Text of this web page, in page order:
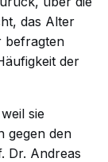
das Alter
befragten
der
sie
gegen den
Dr. Andreas